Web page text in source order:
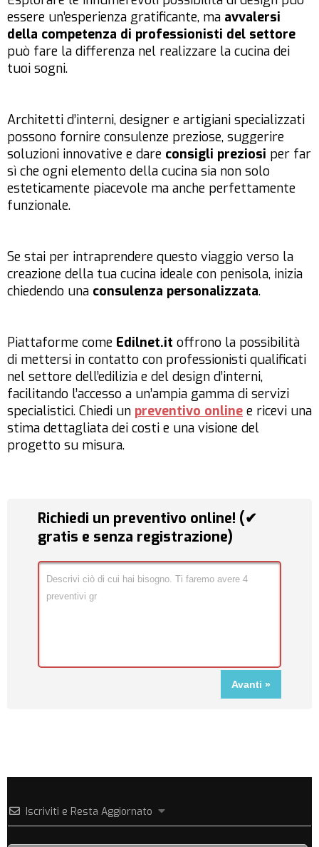
essere un’esperienza gratificante, ma avvalersi
della competenza di professionisti del settore
può fare la differenza nel realizzare la cucina dei
tuoi sogni.
Architetti d’interni, designer e artigiani specializzati
possono fornire consulenze preziose, suggerire
soluzioni innovative e dare consigli preziosi per far
sì che ogni elemento della cucina sia non solo
esteticamente piacevole ma anche perfettamente
funzionale.
Se stai per intraprendere questo viaggio verso la
creazione della tua cucina ideale con penisola, inizia
chiedendo una consulenza personalizzata.
Piattaforme come Edilnet.it offrono la possibilità
di mettersi in contatto con professionisti qualificati
nel settore dell’edilizia e del design d’interni,
facilitando l’accesso a un’ampia gamma di servizi
specialistici. Chiedi un preventivo online e ricevi una
stima dettagliata dei costi e una visione del
progetto su misura.
Richiedi un preventivo online! (✔
gratis e senza registrazione)
Iscriviti e Resta Aggiornato